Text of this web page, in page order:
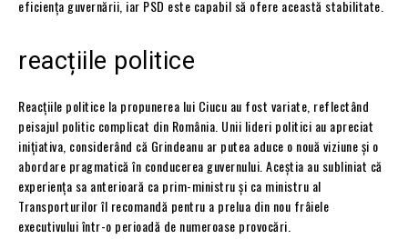
eficiența guvernării, iar PSD este capabil să ofere această stabilitate.
reacțiile politice
Reacțiile politice la propunerea lui Ciucu au fost variate, reflectând
peisajul politic complicat din România. Unii lideri politici au apreciat
inițiativa, considerând că Grindeanu ar putea aduce o nouă viziune și o
abordare pragmatică în conducerea guvernului. Aceștia au subliniat că
experiența sa anterioară ca prim-ministru și ca ministru al
Transporturilor îl recomandă pentru a prelua din nou frâiele
executivului într-o perioadă de numeroase provocări.